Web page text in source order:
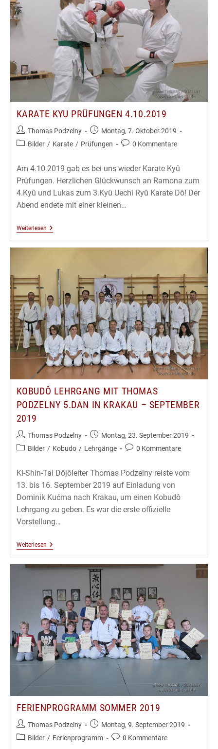
KARATE KYU PRÜFUNGEN 4.10.2019
Beitrags-
Autor:
Thomas Podzelny
Beitrag
veröffentlicht:
Montag, 7. Oktober 2019
Beitrags-
Bilder / Karate / Prüfungen
Beitrags-
0 Kommentare
Am 4.10.2019 gab es bei uns wieder Karate Kyû
Prüfungen. Herzlichen Glückwunsch an Ramona zum
4.Kyû und Lukas zum 3.Kyû Uechi Ryû Karate Dô! Der
Abend endete mit einer kleinen…
WeiterlesenKarate
KOBUDÔ LEHRGANG MIT THOMAS
PODZELNY 5.DAN IN KRAKAU – SEPTEMBER
2019
Beitrags-
Autor:
Thomas Podzelny
Beitrag
veröffentlicht:
Montag, 23. September 2019
Beitrags-
Bilder / Kobudo / Lehrgänge
Beitrags-
0 Kommentare
Ki-Shin-Tai Dôjôleiter Thomas Podzelny reiste vom
13. bis 16. September 2019 auf Einladung von
Dominik Kućma nach Krakau, um einen Kobudô
Lehrgang zu geben. Es war die erste offizielle
Vorstellung…
WeiterlesenKobudô
Thomas
In
Krakau
–
September
2019
FERIENPROGRAMM SOMMER 2019
Beitrags-
Autor:
Thomas Podzelny
Beitrag
veröffentlicht:
Montag, 9. September 2019
Beitrags-
Bilder / Ferienprogramm
Beitrags-
0 Kommentare